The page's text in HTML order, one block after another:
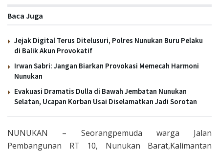
Baca Juga
Jejak Digital Terus Ditelusuri, Polres Nunukan Buru Pelaku
di Balik Akun Provokatif
Irwan Sabri: Jangan Biarkan Provokasi Memecah Harmoni
Nunukan
Evakuasi Dramatis Dulla di Bawah Jembatan Nunukan
Selatan, Ucapan Korban Usai Diselamatkan Jadi Sorotan
NUNUKAN – Seorangpemuda warga Jalan
Pembangunan RT 10, Nunukan Barat,Kalimantan